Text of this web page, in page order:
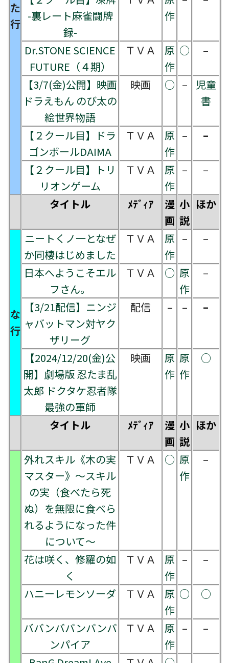
た
行
-裏レート麻雀闘牌
録-
作
Dr.STONE SCIENCE
FUTURE（４期）
ＴＶＡ
原
作
○ –
【3/7(金)公開】映画
ドラえもん のび太の
絵世界物語
映画 ○ –
児童
書
【２クール目】ドラ
ゴンボールDAIMA
ＴＶＡ
原
作
– –
【２クール目】トリ
リオンゲーム
ＴＶＡ
原
作
– –
タイトル ﾒﾃﾞｨｱ
漫
画
小
説
ほか
な
行
ニートくノ一となぜ
か同棲はじめました
ＴＶＡ
原
作
– –
日本へようこそエル
フさん。
ＴＶＡ ○ 原
作
–
【3/21配信】ニンジ
ャバットマン対ヤク
ザリーグ
配信 – – –
【2024/12/20(金)公
開】劇場版 忍たま乱
太郎 ドクタケ忍者隊
最強の軍師
映画
原
作
原
作
○
タイトル ﾒﾃﾞｨｱ
漫
画
小
説
ほか
外れスキル《木の実
マスター》～スキル
の実（食べたら死
ぬ）を無限に食べら
れるようになった件
について～
ＴＶＡ ○ 原
作
–
花は咲く、修羅の如
く
ＴＶＡ
原
作
– –
ハニーレモンソーダ ＴＶＡ
原
作
○ ○
ババンババンバンバ
ンパイア
ＴＶＡ
原
作
– –